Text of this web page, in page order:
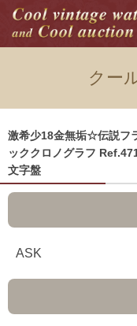
クー
激希少18金無垢☆伝説フ
ッククロノグラフ
文字盤
ASK